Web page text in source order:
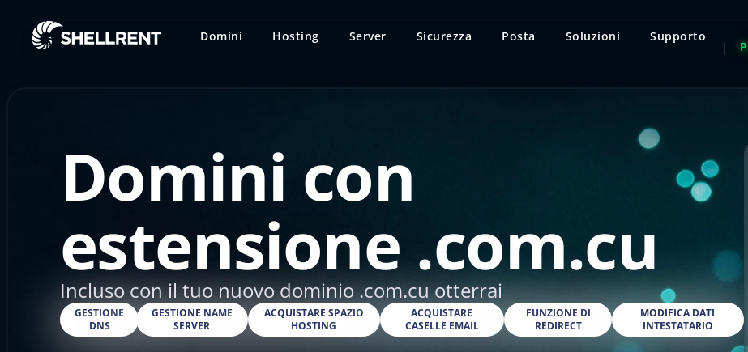
Domini Hosting Server Sicurezza Posta Soluzioni Supporto
Domini con
estensione .com.cu
Incluso con il tuo nuovo dominio .com.cu otterrai
GESTIONE
DNS
GESTIONE NAME
SERVER
ACQUISTARE SPAZIO
HOSTING
ACQUISTARE
CASELLE EMAIL
FUNZIONE DI
REDIRECT
MODIFICA DATI
INTESTATARIO